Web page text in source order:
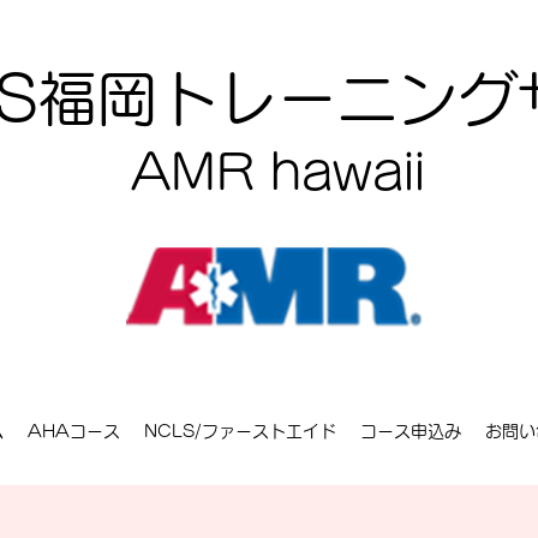
福岡トレーニング
AMR hawaii
AHAコース NCLS/ファーストエイド コース申込み お問